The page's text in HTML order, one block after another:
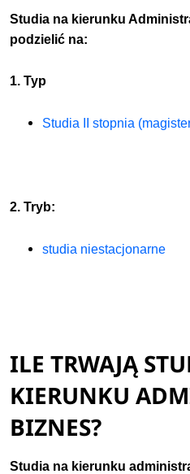
Studia na kierunku
podzielić na:
1. Typ
Studia II stopnia
2. Tryb:
studia niestacjonarne
ILE TRWAJĄ
KIERUNKU
BIZNES?
Studia na kierunku